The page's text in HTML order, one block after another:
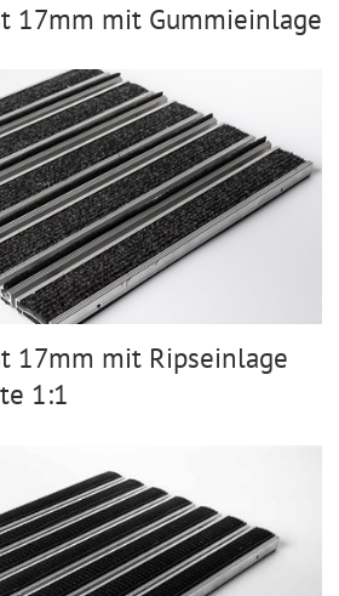
17mm mit Gummieinlage
17mm mit Ripseinlage
1:1